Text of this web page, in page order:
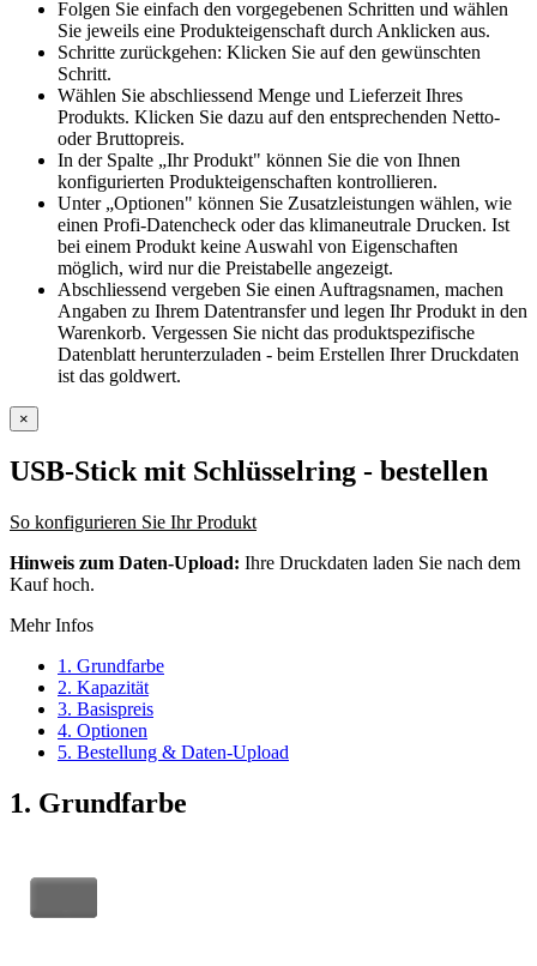
Folgen Sie einfach den vorgegebenen Schritten und wählen
Sie jeweils eine Produkteigenschaft durch Anklicken aus.
Schritte zurückgehen: Klicken Sie auf den gewünschten
Schritt.
Wählen Sie abschliessend Menge und Lieferzeit Ihres
Produkts. Klicken Sie dazu auf den entsprechenden Netto-
oder Bruttopreis.
In der Spalte „Ihr Produkt" können Sie die von Ihnen
konfigurierten Produkteigenschaften kontrollieren.
Unter „Optionen" können Sie Zusatzleistungen wählen, wie
einen Profi-Datencheck oder das klimaneutrale Drucken. Ist
bei einem Produkt keine Auswahl von Eigenschaften
möglich, wird nur die Preistabelle angezeigt.
Abschliessend vergeben Sie einen Auftragsnamen, machen
Angaben zu Ihrem Datentransfer und legen Ihr Produkt in den
Warenkorb. Vergessen Sie nicht das produktspezifische
Datenblatt herunterzuladen - beim Erstellen Ihrer Druckdaten
ist das goldwert.
×
USB-Stick mit Schlüsselring - bestellen
So konfigurieren Sie Ihr Produkt
Hinweis zum Daten-Upload: Ihre Druckdaten laden Sie nach dem
Kauf hoch.
Mehr Infos
1. Grundfarbe
2. Kapazität
3. Basispreis
4. Optionen
5. Bestellung & Daten-Upload
1. Grundfarbe